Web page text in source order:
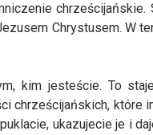
Chrystusem. W
kim jesteście. To
chrześcijańskich, które
ukazujecie je i